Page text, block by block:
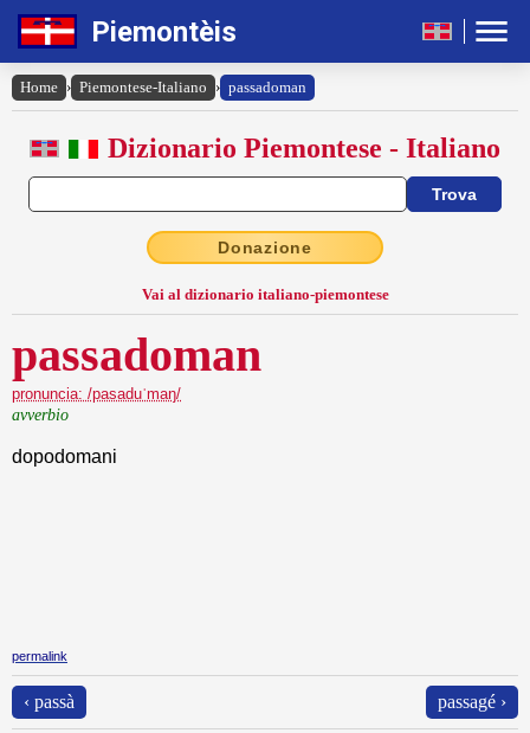
Piemontèis
Home › Piemontese-Italiano › passadoman
Dizionario Piemontese - Italiano
Donazione
Vai al dizionario italiano-piemontese
passadoman
pronuncia: /pasaduˈmaŋ/
avverbio
dopodomani
permalink
‹ passà passagé ›